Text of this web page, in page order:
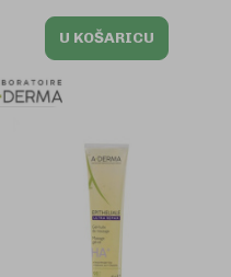
U KOŠARICU